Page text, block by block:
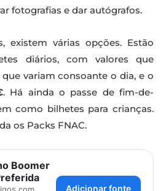
fotografias e dar autógrafos.
existem várias opções. Estão
diários, com valores que
variam consoante o dia, e o
. Há ainda o passe de fim-de-
como bilhetes para crianças.
os Packs FNAC.
Boomer
Adicionar fonte